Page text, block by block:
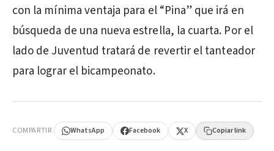
con la mínima ventaja para el “Pina” que irá en
búsqueda de una nueva estrella, la cuarta. Por el
lado de Juventud tratará de revertir el tanteador
para lograr el bicampeonato.
COMPARTIR WhatsApp Facebook X Copiar link